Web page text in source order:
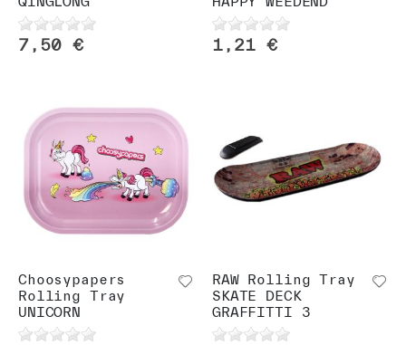
7,50 € 1,21 €
Choosypapers
Rolling Tray
UNICORN
RAW Rolling Tray
SKATE DECK
GRAFFITTI 3